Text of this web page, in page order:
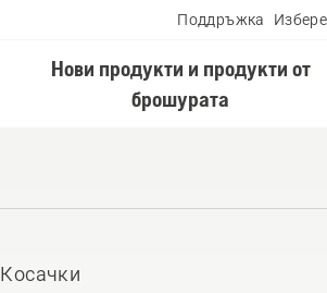
Поддръжка
Нови продукти и продукти от
брошурата
Косачки